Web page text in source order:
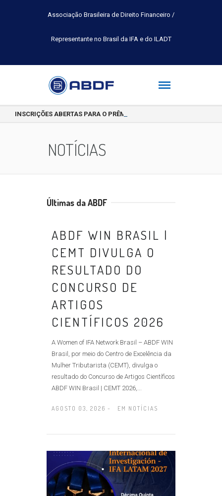
Associação Brasileira de Direito Financeiro /
Representante no Brasil da IFA e do ILADT
INSCRIÇÕES ABERTAS PARA O PRÊMIO INTERNACIONAL DE
NOTÍCIAS
Últimas da ABDF
ABDF WIN BRASIL |
CEMT DIVULGA O
RESULTADO DO
CONCURSO DE
ARTIGOS
CIENTÍFICOS 2026
A Women of IFA Network Brasil – ABDF WIN
Brasil, por meio do Centro de Excelência da
Mulher Tributarista (CEMT), divulga o
resultado do Concurso de Artigos Científicos
ABDF WIN Brasil | CEMT 2026,...
AGOSTO 03, 2026 - EM NOTÍCIAS